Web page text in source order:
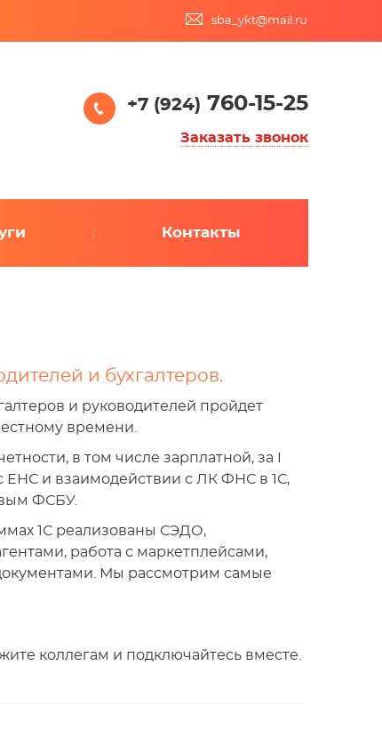
sba_ykt@mail.ru
+7 (924) 760-15-25
Заказать звонок
Контакты
и бухгалтеров.
и руководителей пройдет
времени.
в том числе зарплатной, за I
ЕНС и взаимодействии с ЛК ФНС в 1С,
ФСБУ.
1С реализованы СЭДО,
работа с маркетплейсами,
Мы рассмотрим самые
коллегам и подключайтесь вместе.